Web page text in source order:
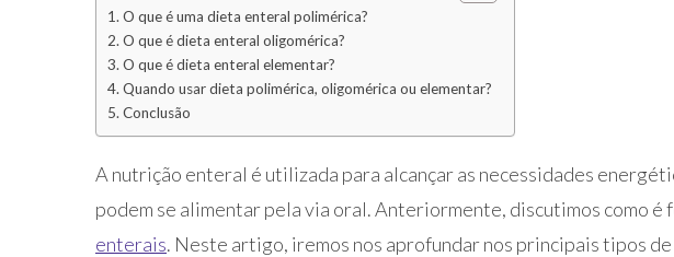
O que é uma dieta enteral polimérica?
O que é dieta enteral oligomérica?
O que é dieta enteral elementar?
Quando usar dieta polimérica, oligomérica ou elementar?
Conclusão
A nutrição enteral é utilizada para alcançar as necessidades
podem se alimentar pela via oral. Anteriormente, discutimos como é
enterais. Neste artigo, iremos nos aprofundar nos principais tipos